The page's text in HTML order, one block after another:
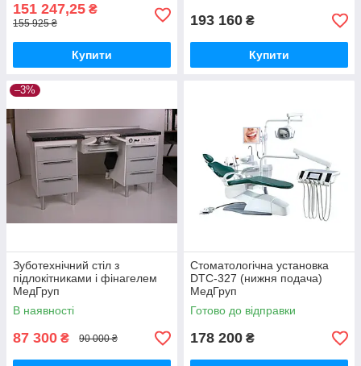
151 247,25 ₴
155 925 ₴
Купити
193 160 ₴
Купити
–3%
Зуботехнічний стіл з
підлокітниками і фінагелем
МедГруп
В наявності
87 300 ₴ 90 000 ₴
Стоматологічна установка
DTC-327 (нижня подача)
МедГруп
Готово до відправки
178 200 ₴